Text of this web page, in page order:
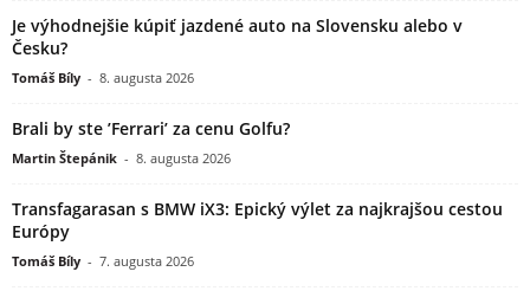
Je výhodnejšie kúpiť jazdené auto na Slovensku alebo v
Česku?
Tomáš Bíly - 8. augusta 2026
Brali by ste ’Ferrari’ za cenu Golfu?
Martin Štepánik - 8. augusta 2026
Transfagarasan s BMW iX3: Epický výlet za najkrajšou cestou
Európy
Tomáš Bíly - 7. augusta 2026